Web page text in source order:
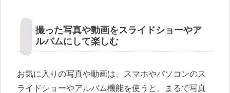
撮った写真や動画をスライドショーやア
ルバムにして楽しむ
お気に入りの写真や動画は、スマホやパソコンのス
ライドショーやアルバム機能を使うと、まるで写真